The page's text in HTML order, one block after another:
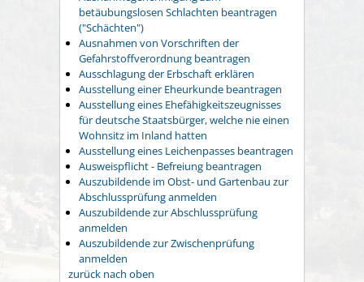
betäubungslosen Schlachten beantragen
("Schächten")
Ausnahmen von Vorschriften der
Gefahrstoffverordnung beantragen
Ausschlagung der Erbschaft erklären
Ausstellung einer Eheurkunde beantragen
Ausstellung eines Ehefähigkeitszeugnisses
für deutsche Staatsbürger, welche nie einen
Wohnsitz im Inland hatten
Ausstellung eines Leichenpasses beantragen
Ausweispflicht - Befreiung beantragen
Auszubildende im Obst- und Gartenbau zur
Abschlussprüfung anmelden
Auszubildende zur Abschlussprüfung
anmelden
Auszubildende zur Zwischenprüfung
anmelden
zurück nach oben